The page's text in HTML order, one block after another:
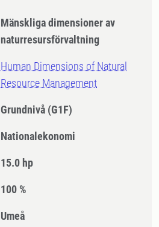
Mänskliga dimensioner av
naturresursförvaltning
Human Dimensions of Natural
Resource Management
Grundnivå (G1F)
Nationalekonomi
15.0 hp
100 %
Umeå